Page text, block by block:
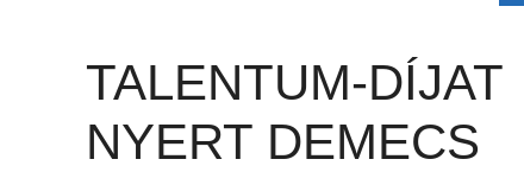
TALENTUM-DÍJAT
NYERT DEMECS